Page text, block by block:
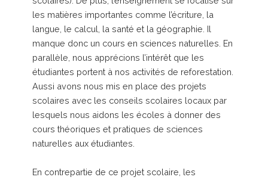
les matières importantes comme l’écriture, la
langue, le calcul, la santé et la géographie. Il
manque donc un cours en sciences naturelles. En
parallèle, nous apprécions l’intérêt que les
étudiantes portent à nos activités de reforestation.
Aussi avons nous mis en place des projets
scolaires avec les conseils scolaires locaux par
lesquels nous aidons les écoles à donner des
cours théoriques et pratiques de sciences
naturelles aux étudiantes.
En contrepartie de ce projet scolaire, les